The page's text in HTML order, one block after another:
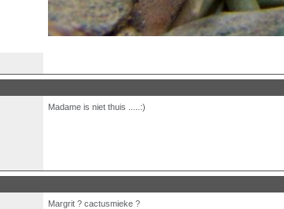
Madame is niet thuis .....:)
Margrit ? cactusmieke ?